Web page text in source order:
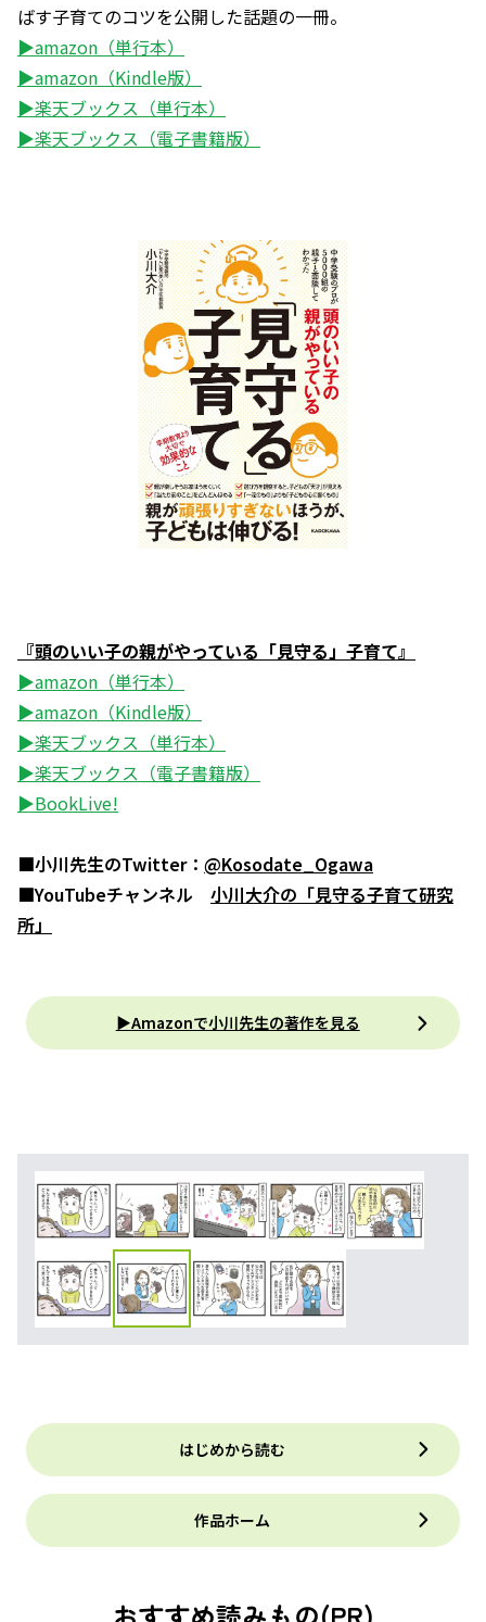
ばす子育てのコツを公開した話題の一冊。
▶amazon（単行本）
▶amazon（Kindle版）
▶楽天ブックス（単行本）
▶楽天ブックス（電子書籍版）
『頭のいい子の親がやっている「見守る」子育て』
▶amazon（単行本）
▶amazon（Kindle版）
▶楽天ブックス（単行本）
▶楽天ブックス（電子書籍版）
▶BookLive!
■小川先生のTwitter： @Kosodate_Ogawa
■YouTubeチャンネル 小川大介の「見守る子育て研究
所」
▶Amazonで小川先生の著作を見る
はじめから読む
作品ホーム